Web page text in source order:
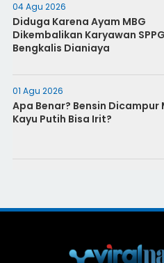
04 Agu 2026
Diduga Karena Ayam MBG
Dikembalikan Karyawan SPPG
Bengkalis Dianiaya
01 Agu 2026
Apa Benar? Bensin Dicampur
Kayu Putih Bisa Irit?